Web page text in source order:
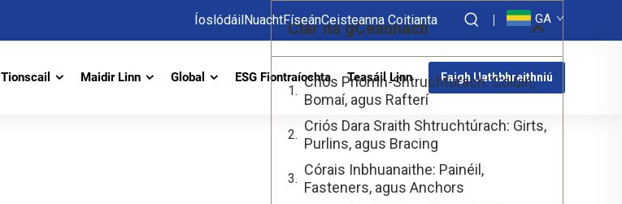
ÍoslódáilNuachtFíseánCeisteanna Coitianta GA
Tionscail Maidir Linn Global ESG Fiontraíochta Teasáil Linn Faigh Uathbhreithniú
Clár na gCeannach
Criós Príomh-Shtruchtúrach: Colúin,
Bomaí, agus Rafterí
Criós Dara Sraith Shtruchtúrach: Girts,
Purlins, agus Bracing
Córais Inbhuanaithe: Painéil,
Fasteners, agus Anchors